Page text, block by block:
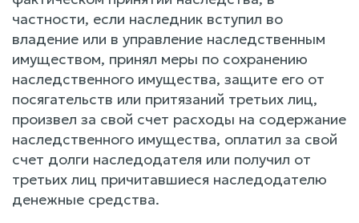
частности, если наследник вступил во
владение или в управление наследственным
имуществом, принял меры по сохранению
наследственного имущества, защите его от
посягательств или притязаний третьих лиц,
произвел за свой счет расходы на содержание
наследственного имущества, оплатил за свой
счет долги наследодателя или получил от
третьих лиц причитавшиеся наследодателю
денежные средства.